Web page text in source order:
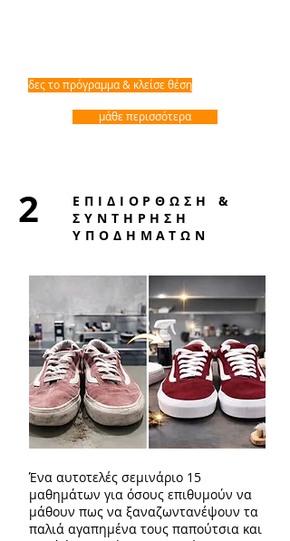
δες το πρόγραμμα & κλείσε θέση
μάθε περισσότερα
2
ΕΠΙΔΙΟΡΘΩΣΗ &
ΣΥΝΤΗΡΗΣΗ
ΥΠΟΔΗΜΑΤΩΝ
Ένα αυτοτελές σεμινάριο 15
μαθημάτων για όσους επιθυμούν να
μάθουν πως να ξαναζωντανέψουν τα
παλιά αγαπημένα τους παπούτσια και